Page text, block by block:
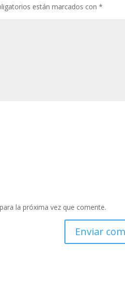
están marcados con *
la próxima vez que comente.